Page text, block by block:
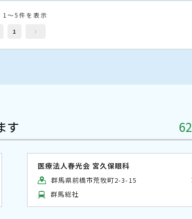
1～5件を表示
1
す 62
医療法人春光会 宮久保眼科
群馬県前橋市荒牧町2-3-15
群馬総社